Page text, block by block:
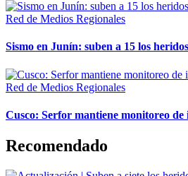
Red de Medios Regionales
Sismo en Junín: suben a 15 los
Red de Medios Regionales
Cusco: Serfor mantiene monitoreo
Recomendado